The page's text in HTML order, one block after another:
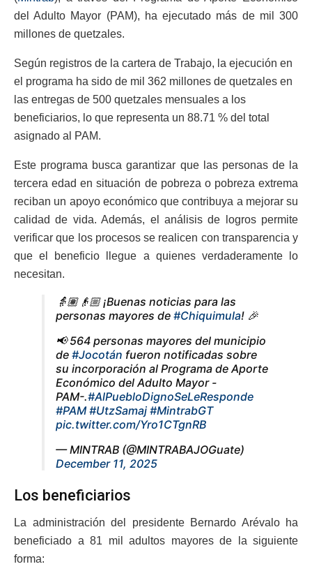
del Adulto Mayor (PAM), ha ejecutado más de mil 300
millones de quetzales.
Según registros de la cartera de Trabajo, la ejecución en
el programa ha sido de mil 362 millones de quetzales en
las entregas de 500 quetzales mensuales a los
beneficiarios, lo que representa un 88.71 % del total
asignado al PAM.
Este programa busca garantizar que las personas de la
tercera edad en situación de pobreza o pobreza extrema
reciban un apoyo económico que contribuya a mejorar su
calidad de vida. Además, el análisis de logros permite
verificar que los procesos se realicen con transparencia y
que el beneficio llegue a quienes verdaderamente lo
necesitan.
👵🏽👴🏼 ¡Buenas noticias para las
personas mayores de #Chiquimula! 🎉
📢 564 personas mayores del municipio
de #Jocotán fueron notificadas sobre
su incorporación al Programa de Aporte
Económico del Adulto Mayor -
PAM-.#AlPuebloDignoSeLeResponde
#PAM #UtzSamaj #MintrabGT
pic.twitter.com/Yro1CTgnRB
— MINTRAB (@MINTRABAJOGuate)
December 11, 2025
Los beneficiarios
La administración del presidente Bernardo Arévalo ha
beneficiado a 81 mil adultos mayores de la siguiente
forma: